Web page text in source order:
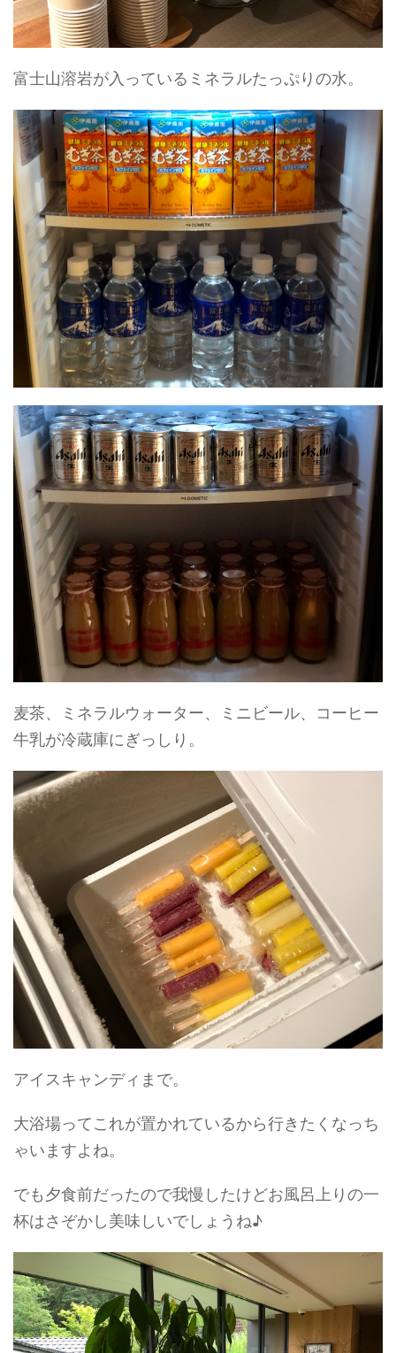
富士山溶岩が入っているミネラルたっぷりの水。
麦茶、ミネラルウォーター、ミニビール、コーヒー
牛乳が冷蔵庫にぎっしり。
アイスキャンディまで。
大浴場ってこれが置かれているから行きたくなっち
ゃいますよね。
でも夕食前だったので我慢したけどお風呂上りの一
杯はさぞかし美味しいでしょうね♪